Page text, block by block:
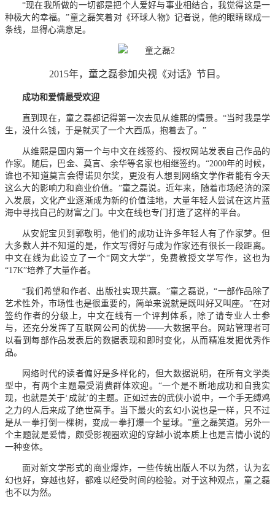
“现在我所做的一切都是把个人爱好与事业相结合，我觉得这是一
种极大的幸福。”童之磊笑着对《环球人物》记者说，他的眼睛眯成一
条线，显得心满意足。
2015年，童之磊参加央视《对话》节目。
成功和爱情最受欢迎
直到现在，童之磊都记得第一次去见从维熙的情景。“当时我是学
生，没什么钱，于是就买了一个大西瓜，抱着去了。”
从维熙是国内第一个与中文在线签约、授权网站发表自己作品的
作家。随后，巴金、莫言、余华等名家也相继签约。“2000年的时候，
谁也不知道莫言会得诺贝尔奖，更没有人想到网络文学作者能有今天
这么大的影响力和商业价值。”童之磊说。近年来，随着市场经济的深
入发展，文化产业逐渐成为新的价值洼地，大量年轻人尝试在这片蓝
海中寻找自己的财富之门。中文在线也专门打造了这样的平台。
从安妮宝贝到郭敬明，他们的成功让许多年轻人有了作家梦。但
大多数人并不知道的是，作文写得好与成为作家还有很长一段距离。
中文在线为此设立了一个“网文大学”，免费教授文学写作，这也为
“17K”培养了大量作者。
“我们希望和作者、出版社实现共赢。”童之磊说，“一部作品除了
艺术性外，市场性也是很重要的，简单来说就是既叫好又叫座。”在对
签约作者的分级上，中文在线有一个评判体系，除了请专业人士参
与，还充分发挥了互联网公司的优势——大数据平台。网站管理者可
以看到每部作品发表后的数据表现和即时变化，从而精准发掘优秀作
品。
网络时代的读者偏好是多样化的，但大数据说明，在所有文学类
型中，有两个主题最受消费群体欢迎。“一个是不断地成功和自我实
现，也就是关于‘成就’的主题。正如过去的武侠小说中，一个手无缚鸡
之力的人后来成了绝世高手。当下最火的玄幻小说也是一样，只不过
是从一拳打倒一棵树，变成一拳打爆一个星球。”童之磊笑道。另外一
个主题就是爱情，颇受影视圈欢迎的穿越小说本质上也是言情小说的
一种变体。
面对新文学形式的商业爆炸，一些传统出版人不以为然，认为玄
幻也好，穿越也好，都难以经受时间的检验。对于这种观点，童之磊
也不以为然。